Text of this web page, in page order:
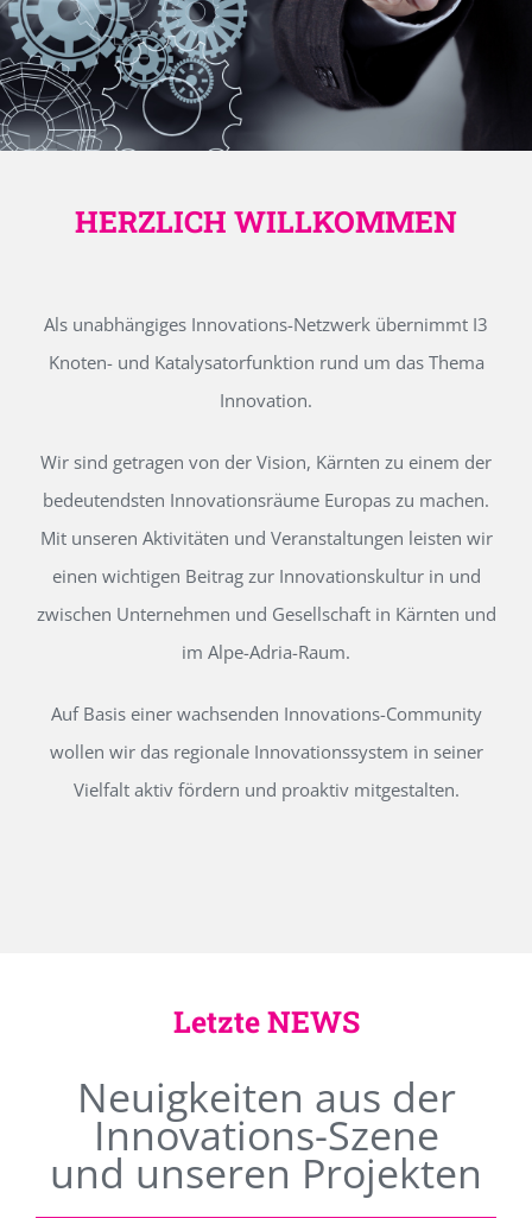
HERZLICH WILLKOMMEN
Als unabhängiges Innovations-Netzwerk übernimmt I3
Knoten- und Katalysatorfunktion rund um das Thema
Innovation.
Wir sind getragen von der Vision, Kärnten zu einem der
bedeutendsten Innovationsräume Europas zu machen.
Mit unseren Aktivitäten und Veranstaltungen leisten wir
einen wichtigen Beitrag zur Innovationskultur in und
zwischen Unternehmen und Gesellschaft in Kärnten und
im Alpe-Adria-Raum.
Auf Basis einer wachsenden Innovations-Community
wollen wir das regionale Innovationssystem in seiner
Vielfalt aktiv fördern und proaktiv mitgestalten.
Letzte NEWS
Neuigkeiten aus der
Innovations-Szene
und unseren Projekten